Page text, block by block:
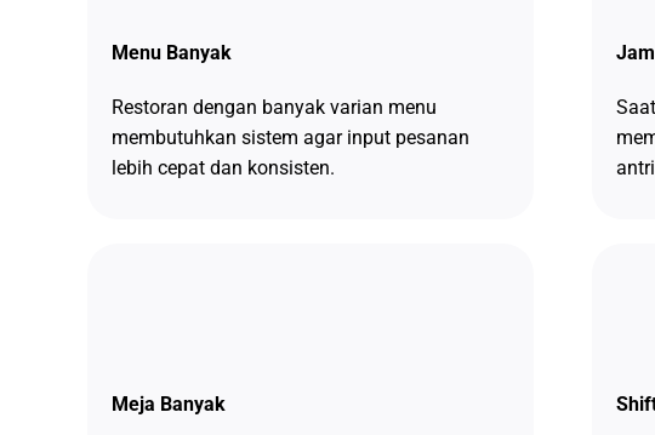
Menu Banyak
Restoran dengan banyak varian menu
membutuhkan sistem agar input pesanan
lebih cepat dan konsisten.
Meja Banyak